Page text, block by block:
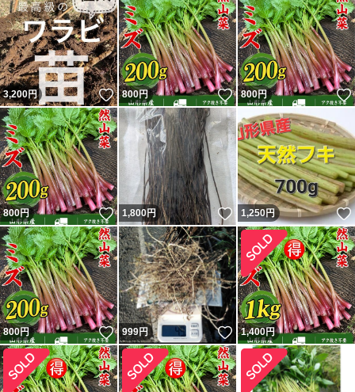
3,200円 いいね！
800円 いいね！
800円
800円 いいね！
1,800円 いいね！
1,250円
800円 いいね！
999円 いいね！
1,400円